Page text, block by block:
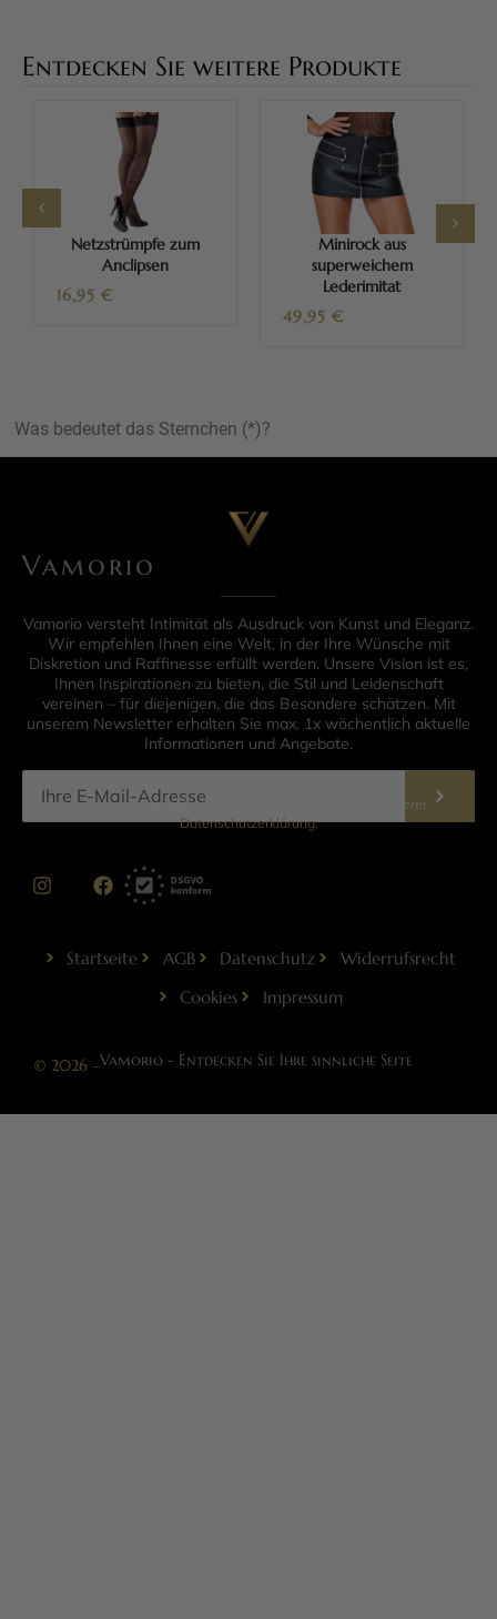
Entdecken Sie weitere Produkte
Netzstrümpfe zum
Anclipsen
16,95 €
Minirock aus
superweichem
Lederimitat
49,95 €
Was bedeutet das Sternchen (*)?
Vamorio
Vamorio versteht Intimität als Ausdruck von Kunst und Eleganz.
Wir empfehlen Ihnen eine Welt, in der Ihre Wünsche mit
Diskretion und Raffinesse erfüllt werden. Unsere Vision ist es,
Ihnen Inspirationen zu bieten, die Stil und Leidenschaft
vereinen – für diejenigen, die das Besondere schätzen. Mit
unserem Newsletter erhalten Sie max. 1x wöchentlich aktuelle
Informationen und Angebote.
Informationen zur Datenverarbeitung finden Sie in unserer
Datenschutzerklärung.
Startseite AGB Datenschutz
Widerrufsrecht
Cookies
Impressum
© 2026 –Vamorio - Entdecken Sie Ihre sinnliche Seite